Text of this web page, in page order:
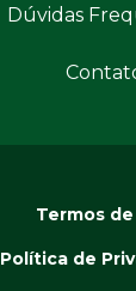
Dúvidas
Termos de
Política de